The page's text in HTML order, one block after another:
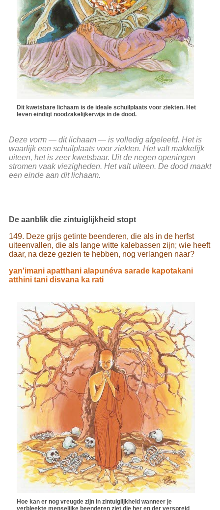
Dit kwetsbare lichaam is de ideale schuilplaats voor ziekten. Het
leven eindigt noodzakelijkerwijs in de dood.
Deze vorm — dit lichaam — is volledig afgeleefd. Het is
waarlijk een schuilplaats voor ziekten. Het valt makkelijk
uiteen, het is zeer kwetsbaar. Uit de negen openingen
stromen vaak viezigheden. Het valt uiteen. De dood maakt
een einde aan dit lichaam.
De aanblik die zintuiglijkheid stopt
149. Deze grijs getinte beenderen, die als in de herfst
uiteenvallen, die als lange witte kalebassen zijn; wie heeft
daar, na deze gezien te hebben, nog verlangen naar?
yan'imani apatthani alapunéva sarade kapotakani
atthini tani disvana ka rati
Hoe kan er nog vreugde zijn in zintuiglijkheid wanneer je
verbleekte menselijke beenderen ziet die her en der verspreid